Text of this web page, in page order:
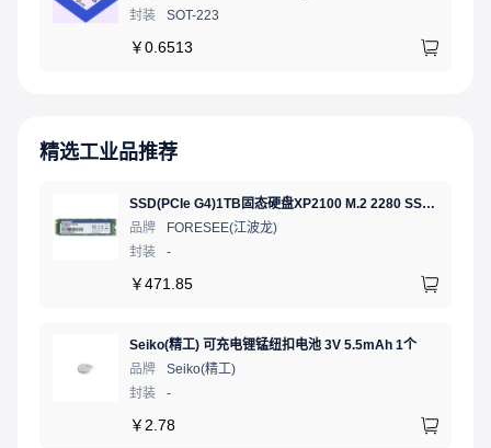
封装
SOT-223
￥0.6513
精选工业品推荐
SSD(PCIe G4)1TB固态硬盘XP2100 M.2 2280 SSD NVMe
品牌
FORESEE(江波龙)
封装
-
￥471.85
Seiko(精工) 可充电锂锰纽扣电池 3V 5.5mAh 1个
品牌
Seiko(精工)
封装
-
￥ 2.78